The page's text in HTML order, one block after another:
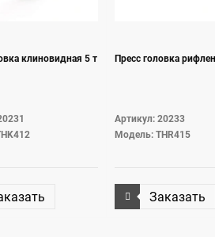
клиновидная 5 т Пресс головка
Артикул: 20233
Модель: THR415
Заказать